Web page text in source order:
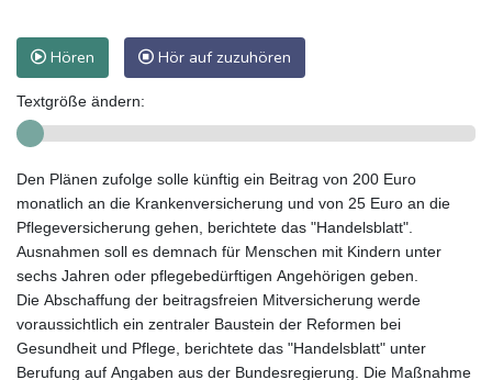
Hören Hör auf zuzuhören
Textgröße ändern:
Den Plänen zufolge solle künftig ein Beitrag von 200 Euro
monatlich an die Krankenversicherung und von 25 Euro an die
Pflegeversicherung gehen, berichtete das "Handelsblatt".
Ausnahmen soll es demnach für Menschen mit Kindern unter
sechs Jahren oder pflegebedürftigen Angehörigen geben.
Die Abschaffung der beitragsfreien Mitversicherung werde
voraussichtlich ein zentraler Baustein der Reformen bei
Gesundheit und Pflege, berichtete das "Handelsblatt" unter
Berufung auf Angaben aus der Bundesregierung. Die Maßnahme